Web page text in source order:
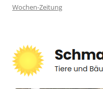
Wochen-Zeitung